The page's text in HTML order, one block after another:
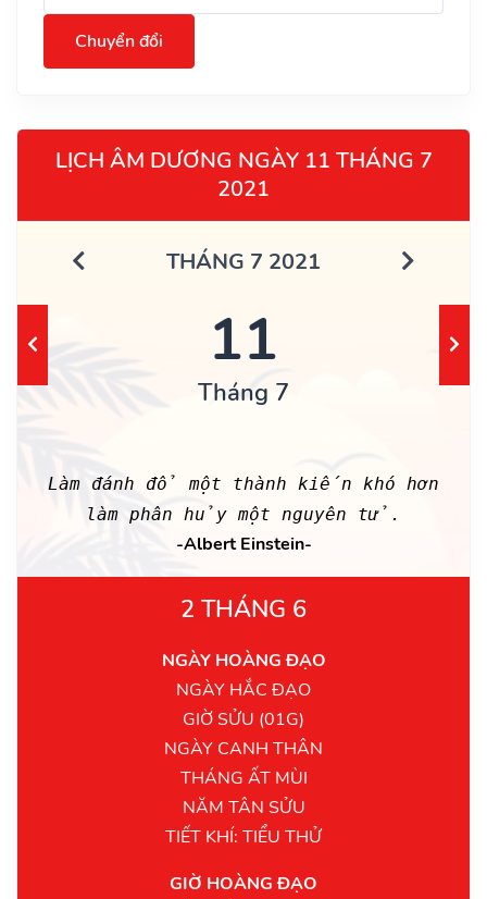
Chuyển đổi
LỊCH ÂM DƯƠNG NGÀY 11 THÁNG 7
2021
THÁNG 7 2021
11
Tháng 7
Làm đánh đổ một thành kiến khó hơn
làm phân hủy một nguyên tử.
-Albert Einstein-
2 THÁNG 6
NGÀY HOÀNG ĐẠO
NGÀY HẮC ĐẠO
GIỜ SỬU (01G)
NGÀY CANH THÂN
THÁNG ẤT MÙI
NĂM TÂN SỬU
TIẾT KHÍ: TIỂU THỬ
GIỜ HOÀNG ĐẠO